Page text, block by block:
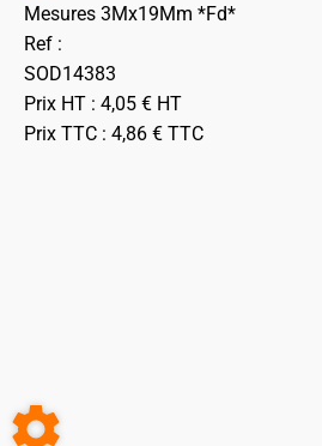
Mesures 3Mx19Mm *Fd*
Ref :
SOD14383
Prix HT : 4,05 € HT
Prix TTC : 4,86 € TTC